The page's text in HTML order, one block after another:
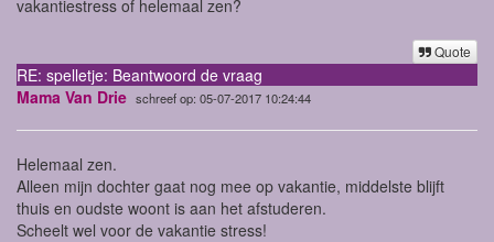
vakantiestress of helemaal zen?
Quote
RE: spelletje: Beantwoord de vraag
Mama Van Drie schreef op: 05-07-2017 10:24:44
Helemaal zen.
Alleen mijn dochter gaat nog mee op vakantie, middelste blijft
thuis en oudste woont is aan het afstuderen.
Scheelt wel voor de vakantie stress!